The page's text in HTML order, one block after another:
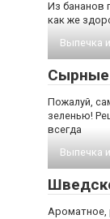
Из бананов
как же
Выпечка
Сырные
Пожалуй,
зеленью!
всегда
Выпечка
Ароматное,